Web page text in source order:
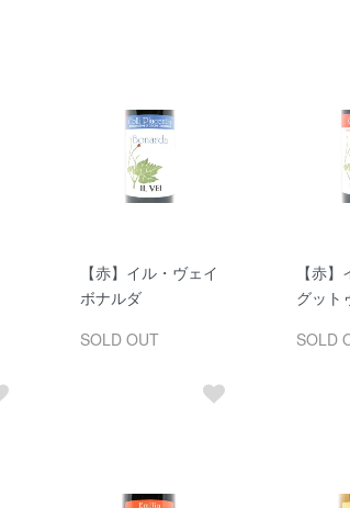
【赤】イル・ヴェイ
ボナルダ
SOLD OUT
【赤
グット
SOLD